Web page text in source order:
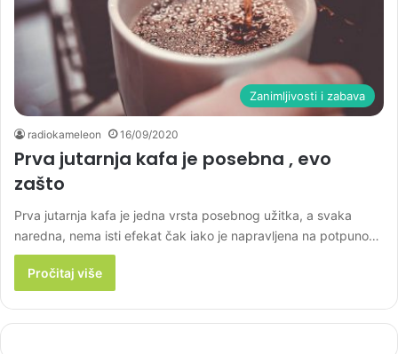
Zanimljivosti i zabava
radiokameleon 16/09/2020
Prva jutarnja kafa je posebna , evo
zašto
Prva jutarnja kafa je jedna vrsta posebnog užitka, a svaka
naredna, nema isti efekat čak iako je napravljena na potpuno…
Pročitaj više